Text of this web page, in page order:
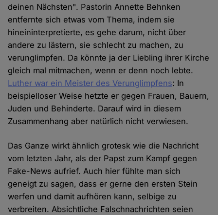
deinen Nächsten". Pastorin Annette Behnken
entfernte sich etwas vom Thema, indem sie
hineininterpretierte, es gehe darum, nicht über
andere zu lästern, sie schlecht zu machen, zu
verunglimpfen. Da könnte ja der Liebling ihrer Kirche
gleich mal mitmachen, wenn er denn noch lebte.
Luther war ein Meister des Verunglimpfens: In
beispielloser Weise hetzte er gegen Frauen, Bauern,
Juden und Behinderte. Darauf wird in diesem
Zusammenhang aber natürlich nicht verwiesen.
Das Ganze wirkt ähnlich grotesk wie die Nachricht
vom letzten Jahr, als der Papst zum Kampf gegen
Fake-News aufrief. Auch hier fühlte man sich
geneigt zu sagen, dass er gerne den ersten Stein
werfen und damit aufhören kann, selbige zu
verbreiten. Absichtliche Falschnachrichten seien